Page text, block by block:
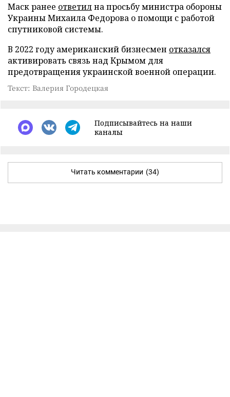
Маск ранее ответилна просьбу министра обороны
Украины Михаила Федорова о помощи с работой
спутниковой системы.
В 2022 году американский бизнесмен отказался
активировать связь над Крымом для
предотвращения украинской военной операции.
Текст: Валерия Городецкая
Подписывайтесь на наши
каналы
Читать комментарии (34)